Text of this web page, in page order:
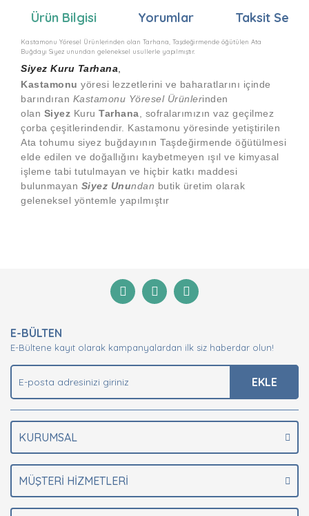
Ürün Bilgisi Yorumlar Taksit
Kastamonu Yöresel Ürünlerinden olan Tarhana, Taşdeğirmende öğütülen Ata
Buğdayı Siyez unundan geleneksel usullerle yapılmıştır.
Siyez Kuru Tarhana
Kastamonu yöresi lezzetlerini ve baharatlarını içinde
barındıran Kastamonu Yöresel Ürünlerinden
olan Siyez Kuru Tarhana , sofralarımızın vaz geçilmez
çorba çeşitlerindendir. Kastamonu yöresinde yetiştirilen
Ata tohumu siyez buğdayının Taşdeğirmende öğütülmesi
elde edilen ve doğallığını kaybetmeyen ışıl ve kimyasal
işleme tabi tutulmayan ve hiçbir katkı maddesi
bulunmayan Siyez Unundan butik üretim olarak
geleneksel yöntemle yapılmıştır
Yorum Yaz
Görüş ve önerileriniz için teşekkür ederiz.
Ürün açıklamasında eksik bilgiler bulunuyor.
Ürün bilgilerinde hatalar bulunuyor.
E-BÜLTEN
E-Bültene kayıt olarak kampanyalardan ilk siz haberdar olun!
EKLE
KURUMSAL
MÜŞTERİ HİZMETLERİ